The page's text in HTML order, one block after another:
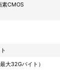
素CMOS
大32Gバイト）